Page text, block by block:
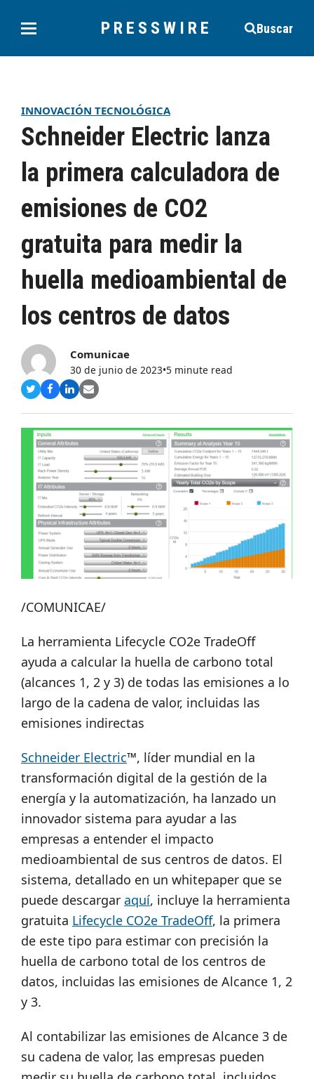
PRESSWIRE Buscar
INNOVACIÓN TECNOLÓGICA
Schneider Electric lanza
la primera calculadora de
emisiones de CO2
gratuita para medir la
huella medioambiental de
los centros de datos
Comunicae
30 de junio de 2023•5 minute read
Compartir
Twitter
Compartir
Facebook
Compartir
LinkedIn
Share
Email
/COMUNICAE/
La herramienta Lifecycle CO2e TradeOff
ayuda a calcular la huella de carbono total
(alcances 1, 2 y 3) de todas las emisiones a lo
largo de la cadena de valor, incluidas las
emisiones indirectas
Schneider Electric™, líder mundial en la
transformación digital de la gestión de la
energía y la automatización, ha lanzado un
innovador sistema para ayudar a las
empresas a entender el impacto
medioambiental de sus centros de datos. El
sistema, detallado en un whitepaper que se
puede descargar aquí, incluye la herramienta
gratuita Lifecycle CO2e TradeOff, la primera
de este tipo para estimar con precisión la
huella de carbono total de los centros de
datos, incluidas las emisiones de Alcance 1, 2
y 3.
Al contabilizar las emisiones de Alcance 3 de
su cadena de valor, las empresas pueden